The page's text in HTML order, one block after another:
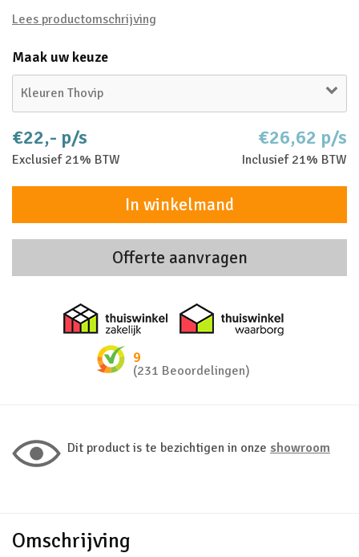
Lees productomschrijving
Maak uw keuze
Kleuren Thovip
€22,- p/s
Exclusief 21% BTW
€26,62 p/s
Inclusief 21% BTW
In winkelmand
Offerte aanvragen
Thuiswinkel zakelijk
9
(231 Beoordelingen)
Dit product is te bezichtigen in onze showroom
Omschrijving